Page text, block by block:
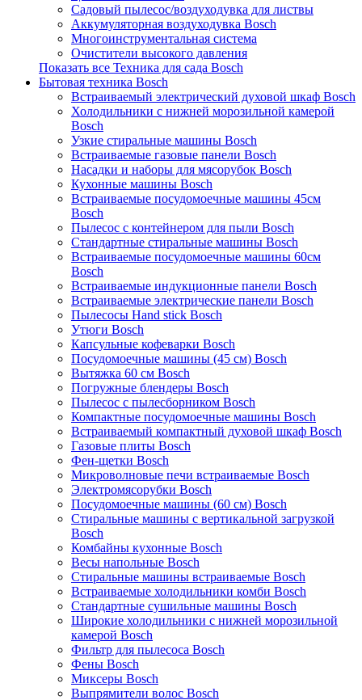
Садовый пылесос/воздуходувка для листвы
Аккумуляторная воздуходувка Bosch
Многоинструментальная система
Очистители высокого давления
Показать все Техника для сада Bosch
Бытовая техника Bosch
Встраиваемый электрический духовой шкаф Bosch
Холодильники с нижней морозильной камерой
Bosch
Узкие стиральные машины Bosch
Встраиваемые газовые панели Bosch
Насадки и наборы для мясорубок Bosch
Кухонные машины Bosch
Встраиваемые посудомоечные машины 45см
Bosch
Пылесос с контейнером для пыли Bosch
Стандартные стиральные машины Bosch
Встраиваемые посудомоечные машины 60см
Bosch
Встраиваемые индукционные панели Bosch
Встраиваемые электрические панели Bosch
Пылесосы Hand stick Bosch
Утюги Bosch
Капсульные кофеварки Bosch
Посудомоечные машины (45 см) Bosch
Вытяжка 60 см Bosch
Погружные блендеры Bosch
Пылесос с пылесборником Bosch
Компактные посудомоечные машины Bosch
Встраиваемый компактный духовой шкаф Bosch
Газовые плиты Bosch
Фен-щетки Bosch
Микроволновые печи встраиваемые Bosch
Электромясорубки Bosch
Посудомоечные машины (60 см) Bosch
Стиральные машины с вертикальной загрузкой
Bosch
Комбайны кухонные Bosch
Весы напольные Bosch
Стиральные машины встраиваемые Bosch
Встраиваемые холодильники комби Bosch
Стандартные сушильные машины Bosch
Широкие холодильники с нижней морозильной
камерой Bosch
Фильтр для пылесоса Bosch
Фены Bosch
Миксеры Bosch
Выпрямители волос Bosch